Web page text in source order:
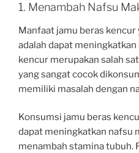
1. Menambah Nafsu
Manfaat jamu beras
adalah dapat meningkatkan
kencur merupakan salah
yang sangat cocok
memiliki masalah dengan
Konsumsi jamu beras
dapat meningkatkan nafsu
menambah stamina tubuh.